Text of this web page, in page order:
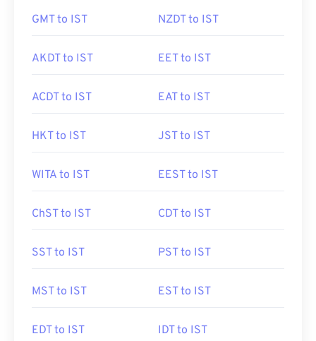
GMT to IST NZDT to IST
AKDT to IST EET to IST
ACDT to IST EAT to IST
HKT to IST JST to IST
WITA to IST EEST to IST
ChST to IST CDT to IST
SST to IST PST to IST
MST to IST EST to IST
EDT to IST IDT to IST